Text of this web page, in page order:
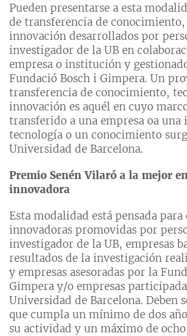
Pueden presentarse a esta
de transferencia de
innovación desarrollados por
investigador de la UB en
empresa o institución y
Fundació Bosch i Gimpera. Un
transferencia de conocimiento,
innovación es aquél en cuyo
transferido a una empresa oa
tecnología o un conocimiento
Universidad de Barcelona.
Premio Senén Vilaró a la mejor
innovadora
Esta modalidad está pensada para
innovadoras promovidas por
investigador de la UB, empresas
resultados de la investigación
y empresas asesoradas por la
Gimpera y/o empresas
Universidad de Barcelona. Deben
que cumpla un mínimo de dos
su actividad y un máximo de ocho